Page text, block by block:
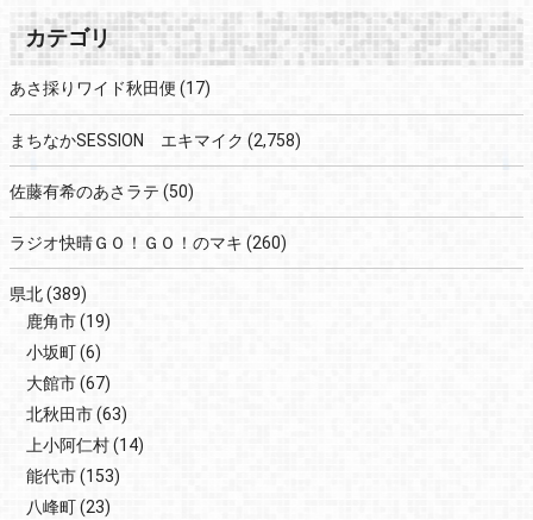
カテゴリ
あさ採りワイド秋田便 (17)
まちなかSESSION エキマイク (2,758)
佐藤有希のあさラテ (50)
ラジオ快晴ＧＯ！ＧＯ！のマキ (260)
県北(389)
鹿角市(19)
小坂町(6)
大館市(67)
北秋田市(63)
上小阿仁村(14)
能代市(153)
八峰町(23)